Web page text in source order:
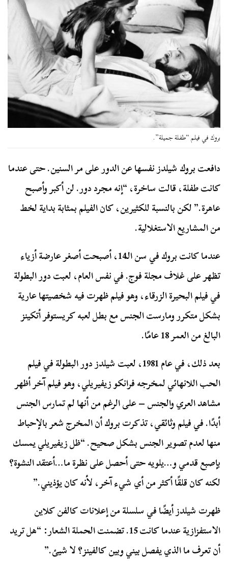
بروك في فيلم “طفلة جميلة”.
دافعت بروك شيلدز نفسها عن الدور على مر السنين. حتى عندما
كانت طفلة، قالت ساخرة، “إنه مجرد دور. لن أكبر وأصبح
عاهرة.” لكن بالنسبة للكثيرين، كان الفيلم بمثابة بداية لخط
من المشاريع الاستغلالية.
عندما كانت بروك في سن الـ14، أصبحت أصغر عارضة أزياء
تظهر على غلاف مجلة فوج. في نفس العام، لعبت دور البطولة
في فيلم البحيرة الزرقاء، وهو فيلم ظهرت فيه شخصيتها عارية
بشكل متكرر ومارست الجنس مع بطل لعبه كريستوفر أتكينز
البالغ من العمر 18 عامًا.
بعد ذلك، في عام 1981، لعبت شيلدز دور البطولة في فيلم
الحب اللانهائي لمخرجه فرانكو زيفيريلي، وهو فيلم آخر أظهر
مشاهد العري والجنس – على الرغم من أنها لم تمارس الجنس
أبدًا. في فيلم وثائقي، تذكرت بروك أن المخرج شعر بالإحباط
منها لعدم تصوير الجنس بشكل صحيح. “ظل زيفيريلي يمسك
بإصبع قدمي و…يلويه حتى أحصل على نظرة ما…أعتقد النشوة؟
لكنه كان قلقًا أكثر من أي شيء آخر، لأنه كان يؤذيني.”
ظهرت شيلدز أيضًا في سلسلة من إعلانات كالفن كلاين
الاستفزازية عندما كانت 15. تضمنت الحملة الشعار: “هل تريد
أن تعرف ما الذي يفصل بيني وبين كالفينز؟ لا شيئ.”